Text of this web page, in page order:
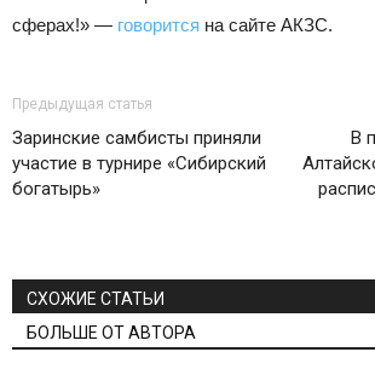
сферах!» — говорится на сайте АКЗС.
Предыдущая статья
Заринские самбисты приняли
участие в турнире «Сибирский
богатырь»
В
СХОЖИЕ СТАТЬИ
БОЛЬШЕ ОТ АВТОРА